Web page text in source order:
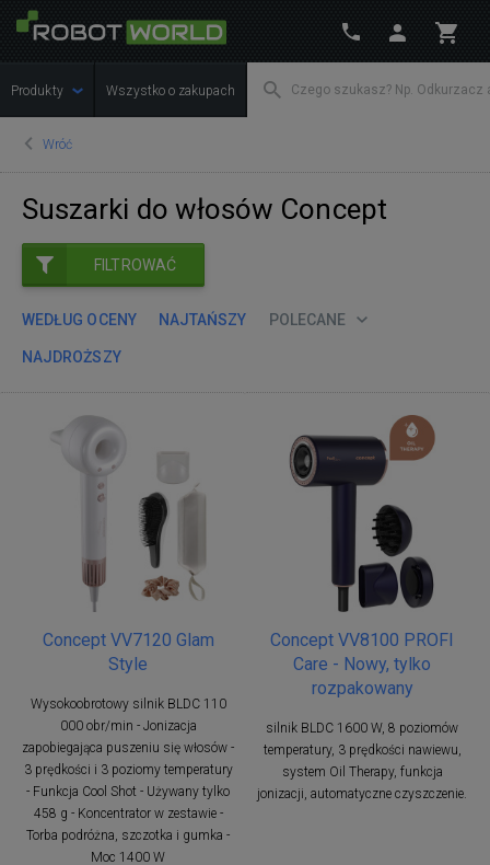
Produkty Wszystko o zakupach
Wróć
Suszarki do włosów Concept
FILTROWAĆ
WEDŁUG OCENY NAJTAŃSZY POLECANE
NAJDROŻSZY
Concept VV7120 Glam
Style
Wysokoobrotowy silnik BLDC 110
000 obr/min - Jonizacja
zapobiegająca puszeniu się włosów -
3 prędkości i 3 poziomy temperatury
- Funkcja Cool Shot - Używany tylko
458 g - Koncentrator w zestawie -
Torba podróżna, szczotka i gumka -
Moc 1400 W
Concept VV8100 PROFI
Care - Nowy, tylko
rozpakowany
silnik BLDC 1600 W, 8 poziomów
temperatury, 3 prędkości nawiewu,
system Oil Therapy, funkcja
jonizacji, automatyczne czyszczenie.